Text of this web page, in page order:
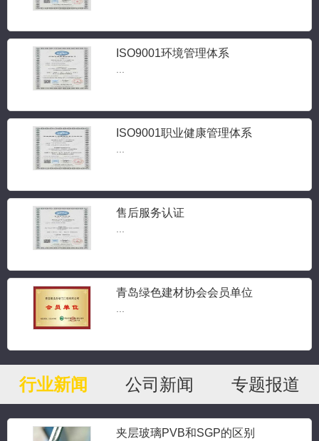
ISO9001环境管理体系
ISO9001职业健康管理体系
售后服务认证
青岛绿色建材协会会员单位
行业新闻 公司新闻 专题报道
夹层玻璃PVB和SGP的区别